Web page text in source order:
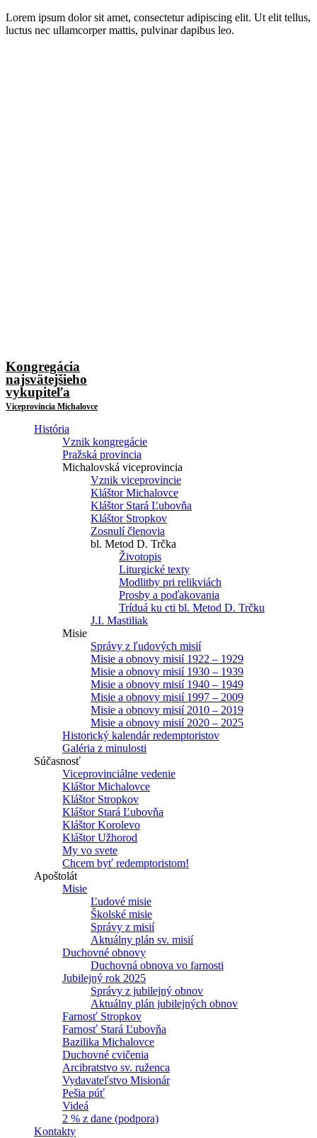
Lorem ipsum dolor sit amet, consectetur adipiscing elit. Ut elit tellus,
luctus nec ullamcorper mattis, pulvinar dapibus leo.
Kongregácia
najsvätejšieho
vykupiteľa
Viceprovincia Michalovce
História
Vznik kongregácie
Pražská provincia
Michalovská viceprovincia
Vznik viceprovincie
Kláštor Michalovce
Kláštor Stará Ľubovňa
Kláštor Stropkov
Zosnulí členovia
bl. Metod D. Trčka
Životopis
Liturgické texty
Modlitby pri relikviách
Prosby a poďakovania
Tríduá ku cti bl. Metod D. Trčku
J.I. Mastiliak
Misie
Správy z ľudových misií
Misie a obnovy misií 1922 – 1929
Misie a obnovy misií 1930 – 1939
Misie a obnovy misií 1940 – 1949
Misie a obnovy misií 1997 – 2009
Misie a obnovy misií 2010 – 2019
Misie a obnovy misií 2020 – 2025
Historický kalendár redemptoristov
Galéria z minulosti
Súčasnosť
Viceprovinciálne vedenie
Kláštor Michalovce
Kláštor Stropkov
Kláštor Stará Ľubovňa
Kláštor Korolevo
Kláštor Užhorod
My vo svete
Chcem byť redemptoristom!
Apoštolát
Misie
Ľudové misie
Školské misie
Správy z misií
Aktuálny plán sv. misií
Duchovné obnovy
Duchovná obnova vo farnosti
Jubilejný rok 2025
Správy z jubilejný obnov
Aktuálny plán jubilejných obnov
Farnosť Stropkov
Farnosť Stará Ľubovňa
Bazilika Michalovce
Duchovné cvičenia
Arcibratstvo sv. ruženca
Vydavateľstvo Misionár
Pešia púť
Videá
2 % z dane (podpora)
Kontakty